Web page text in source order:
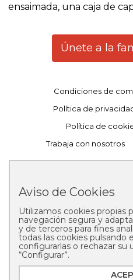
ensaimada, una caja de
Únete a la
Condiciones de
Política de
Política de
Trabaja con nosotros
Copyright © 2025
Aviso de Cookies
Utilizamos cookies propias
navegación segura y
y de terceros para fines
todas las cookies pulsando
configurarlas o rechazar su
“Configurar”.